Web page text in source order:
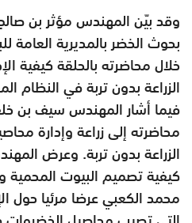
وقد بيّن المهندس مؤثر بن
بحوث الخضر بالمديرية العامة
خلال محاضرته بالحلقة كيفية
الزراعة بدون تربة في النظام
فيما أشار المهندس سيف بن
محاضرته إلى زراعة وإدارة
الزراعة بدون تربة. وعرض
كيفية تصميم البيوت
محمد الكعبي عرضا مرئيا حول